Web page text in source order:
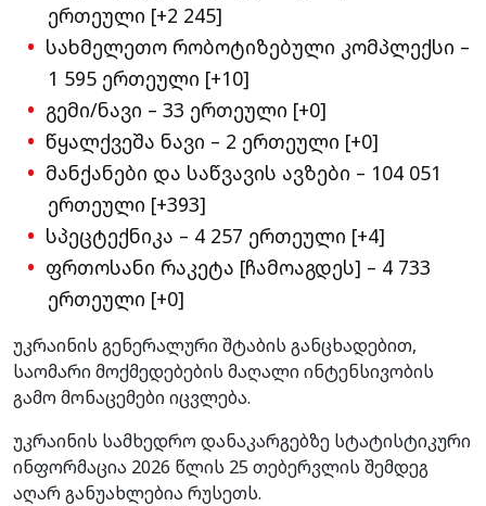
ერთეული [+2 245]
სახმელეთო რობოტიზებული კომპლექსი –
1 595 ერთეული [+10]
გემი/ნავი – 33 ერთეული [+0]
წყალქვეშა ნავი – 2 ერთეული [+0]
მანქანები და საწვავის ავზები – 104 051
ერთეული [+393]
სპეცტექნიკა – 4 257 ერთეული [+4]
ფრთოსანი რაკეტა [ჩამოაგდეს] – 4 733
ერთეული [+0]
უკრაინის გენერალური შტაბის განცხადებით,
საომარი მოქმედებების მაღალი ინტენსივობის
გამო მონაცემები იცვლება.
უკრაინის სამხედრო დანაკარგებზე სტატისტიკური
ინფორმაცია 2026 წლის 25 თებერვლის შემდეგ
აღარ განუახლებია რუსეთს.